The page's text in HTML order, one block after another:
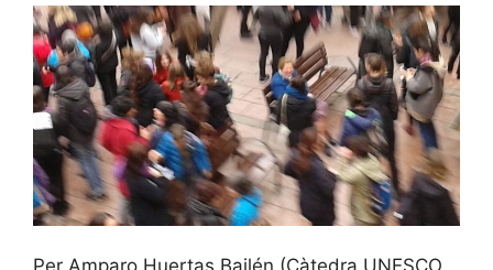
Per Amparo Huertas Bailén (Càtedra UNESCO